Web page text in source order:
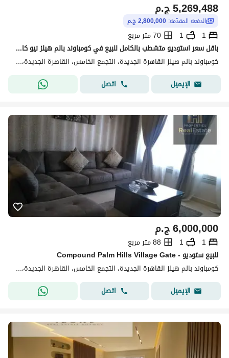
ج.م5,269,488
الدفعة المقدّمة: 2,800,000 ج.م
1
1
70 متر مربع
باقل سعر استوديو متشطب بالكامل للبيع في كومباوند بالم هيلز نيو كايرو -موقع مميز جدا -استلام فوري
كومباوند بالم هيلز القاهرة الجديدة، التجمع الخامس، القاهرة الجديدة، القاهرة
الإيميل
اتصل
ج.م6,000,000
1
1
88 متر مربع
للبيع ستوديو - Compound Palm Hills Village Gate
كومباوند بالم هيلز القاهرة الجديدة، التجمع الخامس، القاهرة الجديدة، القاهرة
الإيميل
اتصل